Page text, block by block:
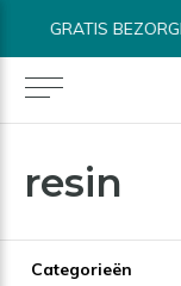
resin
Categorieën